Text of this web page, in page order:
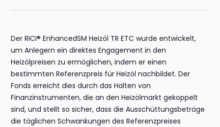
Der RICI® EnhancedSM Heizöl TR ETC wurde entwickelt,
um Anlegern ein direktes Engagement in den
Heizölpreisen zu ermöglichen, indem er einen
bestimmten Referenzpreis für Heizöl nachbildet. Der
Fonds erreicht dies durch das Halten von
Finanzinstrumenten, die an den Heizölmarkt gekoppelt
sind, und stellt so sicher, dass die Ausschüttungsbeträge
die täglichen Schwankungen des Referenzpreises